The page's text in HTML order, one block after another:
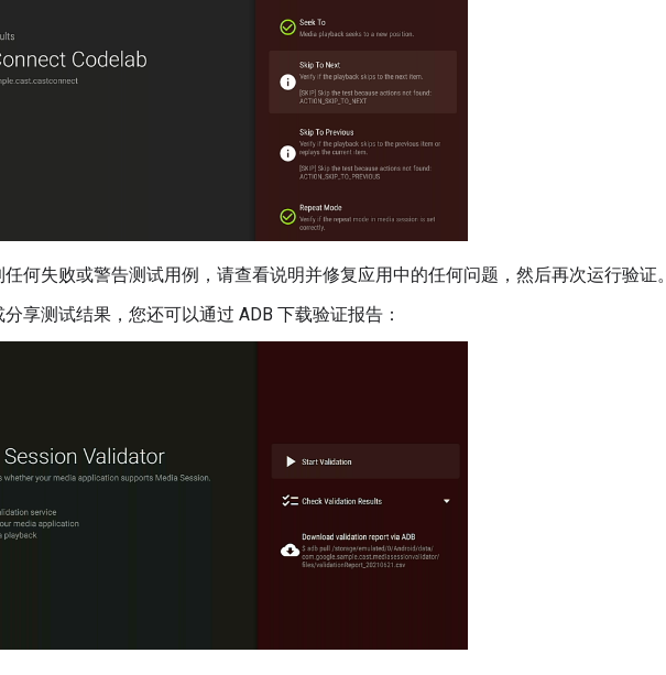
何失败或警告测试用例，请查看说明并修复应用中的任何问题，然后再次运行验证。
享测试结果，您还可以通过 ADB 下载验证报告：